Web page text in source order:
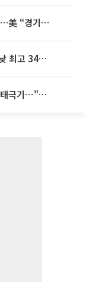
이란, 미국에 호르무즈 합의 조건 제시…美 “경기 아직 안 끝나” [종합]
[내일 날씨] 전국 무더위 계속…10일 낮 최고 34도 육박
서경덕 교수, 김희철도 분노한 거꾸로 태극기⋯"엉터리는 아냐, 아쉬울 뿐"